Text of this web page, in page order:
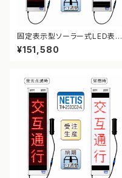
固定表示型ソーラー式LED表示
板 ドットサイン【作業中】【NETI
S登録】
¥151,580